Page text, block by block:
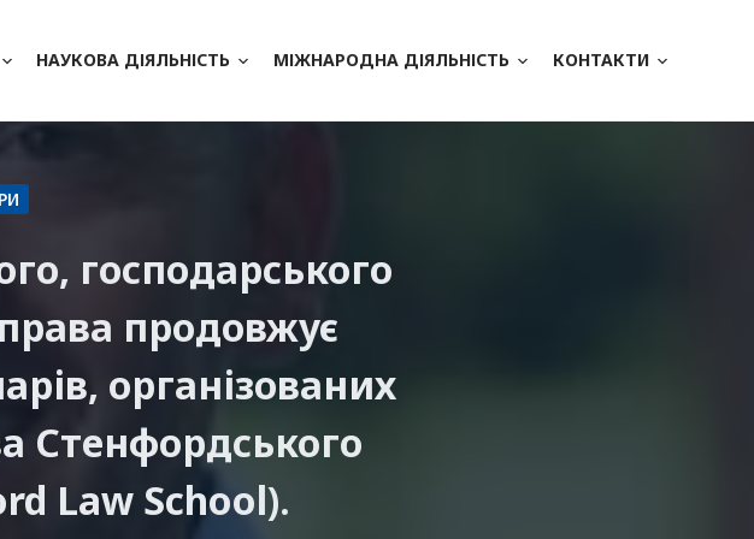
НАУКОВА ДІЯЛЬНІСТЬ МІЖНАРОДНА ДІЯЛЬНІСТЬ КОНТАКТИ
господарського
продовжує
організованих
Стенфордського
Law School).